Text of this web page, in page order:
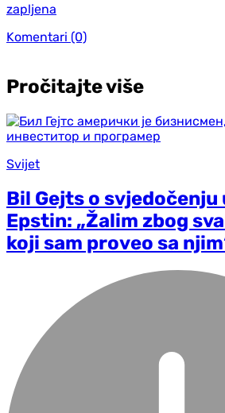
zapljena
Komentari (0)
Pročitajte više
Svijet
Bil Gejts o svjedočenju
Epstin: „Žalim zbog
koji sam proveo sa